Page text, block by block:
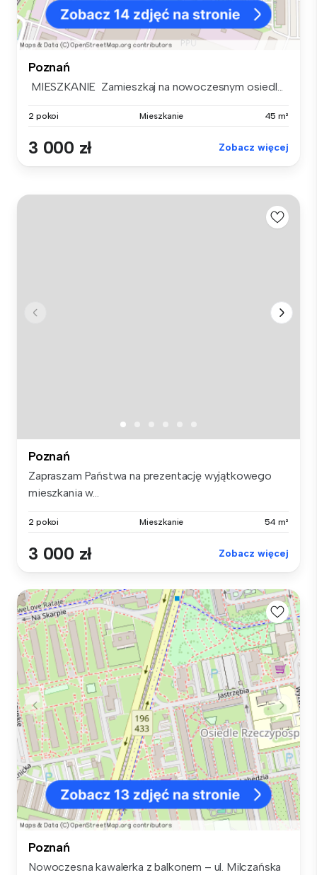
Poznań
MIESZKANIE Zamieszkaj na nowoczesnym osiedl...
2 pokoi Mieszkanie 45 m²
3 000 zł Zobacz więcej
Poznań
Zapraszam Państwa na prezentację wyjątkowego
mieszkania w...
2 pokoi Mieszkanie 54 m²
3 000 zł Zobacz więcej
Poznań
Nowoczesna kawalerka z balkonem – ul. Milczańska